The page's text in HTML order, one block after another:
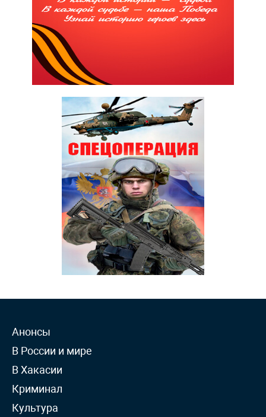
Анонсы
В России и мире
В Хакасии
Криминал
Культура